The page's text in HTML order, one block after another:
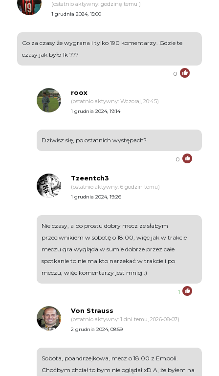
(ostatnio aktywny: godzinę temu )
1 grudnia 2024, 15:00
Co za czasy że wygrana i tylko 190 komentarzy. Gdzie te
czasy jak było 1k ???
0
roox
(ostatnio aktywny: Wczoraj, 20:45)
1 grudnia 2024, 19:14
Dziwisz się, po ostatnich występach?
0
Tzeentch3
(ostatnio aktywny: 6 godzin temu)
1 grudnia 2024, 19:26
Nie czasy, a po prostu dobry mecz ze słabym
przeciwnikiem w sobotę o 18:00, więc jak w trakcie
meczu gra wygląda w sumie dobrze przez całe
spotkanie to nie ma kto narzekać w trakcie i po
meczu, więc komentarzy jest mniej :)
1
Von Strauss
(ostatnio aktywny: 1 dni temu, 2026-08-07)
2 grudnia 2024, 08:59
Sobota, poandrzejkowa, mecz o 18.00 z Empoli.
Choćbym chciał to bym nie oglądał xD A, że byłem na